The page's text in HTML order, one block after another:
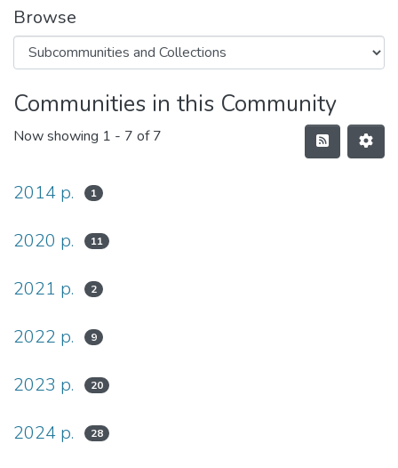
Browse
Communities in this Community
Now showing 1 - 7 of 7
2014 р. 1
2020 р. 11
2021 р. 2
2022 р. 9
2023 р. 20
2024 р. 28